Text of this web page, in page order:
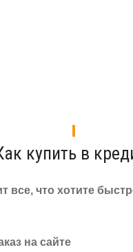
купить в
все, что хотите
на сайте